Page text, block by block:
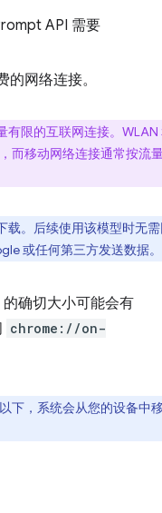
API 需要
网络连接。
有限的互联网连接。WLAN
而移动网络连接通常按流
载。后续使用该模型时无
或任何第三方发送数据。
确切大小可能会有
chrome://on-
下，系统会从您的设备中